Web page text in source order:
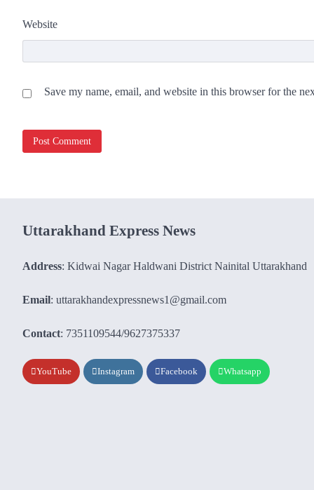
Website
Save my name, email, and website in this browser for the
Uttarakhand Express News
Address: Kidwai Nagar Haldwani District Nainital Uttarakhand
Email: uttarakhandexpressnews1@gmail.com
Contact: 7351109544/9627375337
YouTube Instagram Facebook Whatsapp